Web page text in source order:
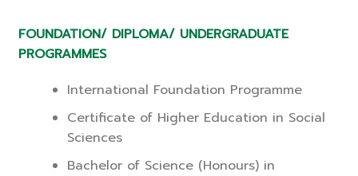
FOUNDATION/ DIPLOMA/ UNDERGRADUATE
PROGRAMMES
International Foundation Programme
Certificate of Higher Education in Social
Sciences
Bachelor of Science (Honours) in